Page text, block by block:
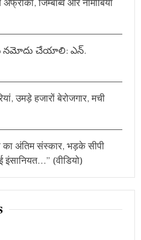
जिम्बाब्वे और नामीबिया
నమోదు చేయాలి: ఎన్.
उमड़े हजारों बेरोजगार, मची
का अंतिम संस्कार, भड़के सीपी
इंसानियत…” (वीडियो)